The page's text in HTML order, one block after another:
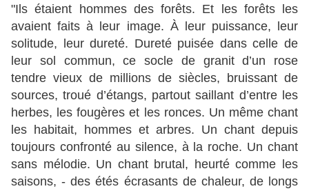
"Ils étaient hommes des forêts. Et les forêts les
avaient faits à leur image. À leur puissance, leur
solitude, leur dureté. Dureté puisée dans celle de
leur sol commun, ce socle de granit d’un rose
tendre vieux de millions de siècles, bruissant de
sources, troué d’étangs, partout saillant d’entre les
herbes, les fougères et les ronces. Un même chant
les habitait, hommes et arbres. Un chant depuis
toujours confronté au silence, à la roche. Un chant
sans mélodie. Un chant brutal, heurté comme les
saisons, - des étés écrasants de chaleur, de longs